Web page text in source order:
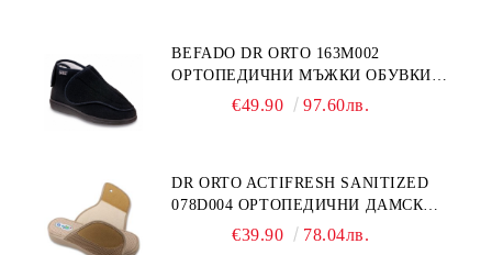
BEFADO DR ORTO 163M002
ОРТОПЕДИЧНИ МЪЖКИ ОБУВКИ
ЗА ГИПСИРАН ИЛИ СВРЪХ
€49.90 97.60лв.
DR ORTO ACTIFRESH SANITIZED
078D004 ОРТОПЕДИЧНИ ДАМСКИ
ЧЕХЛИ ЗА МНОГО ОТЕКЪЛ КРАК,
€39.90 78.04лв.